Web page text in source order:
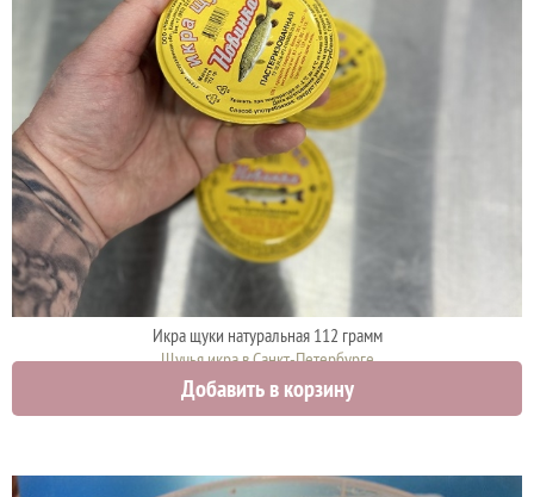
Икра щуки натуральная 112 грамм
Щучья икра в Санкт-Петербурге
920 руб.
Добавить в корзину